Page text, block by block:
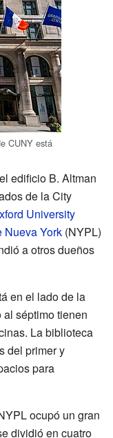
CUNY está
edificio B. Altman
de la City
University
Nueva York (NYPL)
a otros dueños
en el lado de la
séptimo tienen
La biblioteca
del primer y
para
ocupó un gran
dividió en cuatro